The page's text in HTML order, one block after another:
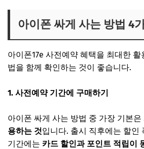
아이폰 싸게 사는 방법 4
아이폰17e 사전예약 혜택을 최대한
법을 함께 확인하는 것이 좋습니다.
1. 사전예약 기간에 구매하기
아이폰 싸게 사는 방법 중 가장 기본은
용하는 것입니다. 출시 직후에는 할인
기간에는 카드 할인과 포인트 적립이